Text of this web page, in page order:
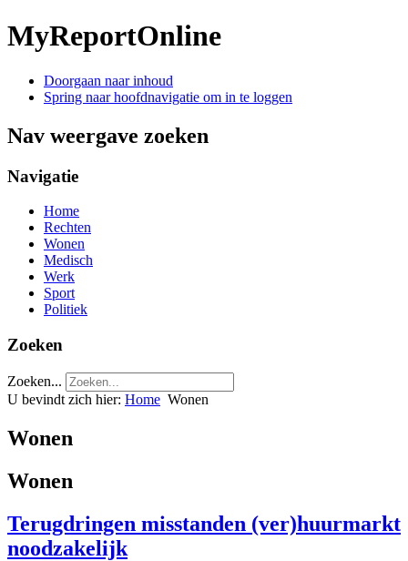
MyReportOnline
Doorgaan naar inhoud
Spring naar hoofdnavigatie om in te loggen
Nav weergave zoeken
Navigatie
Home
Rechten
Wonen
Medisch
Werk
Sport
Politiek
Zoeken
Zoeken...
U bevindt zich hier: Home Wonen
Wonen
Wonen
Terugdringen misstanden (ver)huurmarkt
noodzakelijk